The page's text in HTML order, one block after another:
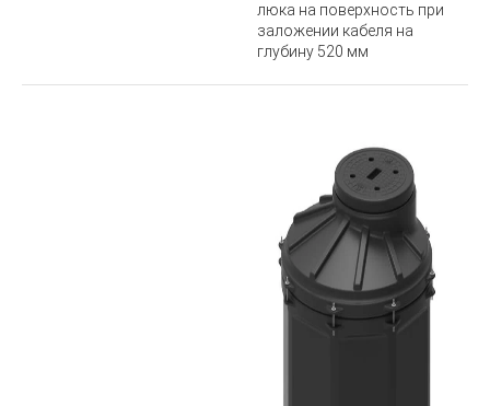
люка на поверхность при
заложении кабеля на
глубину 520 мм